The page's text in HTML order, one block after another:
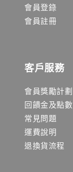
會員登錄
會員註冊
客戶服務
會員獎勵計劃
回饋金及點數
常見問題
運費說明
退換貨流程